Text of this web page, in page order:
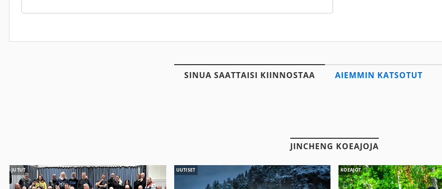
SINUA SAATTAISI KIINNOSTAA AIEMMIN KATSOTUT
JINCHENG KOEAJOJA
JUTUT UUTISET KOEAJOT